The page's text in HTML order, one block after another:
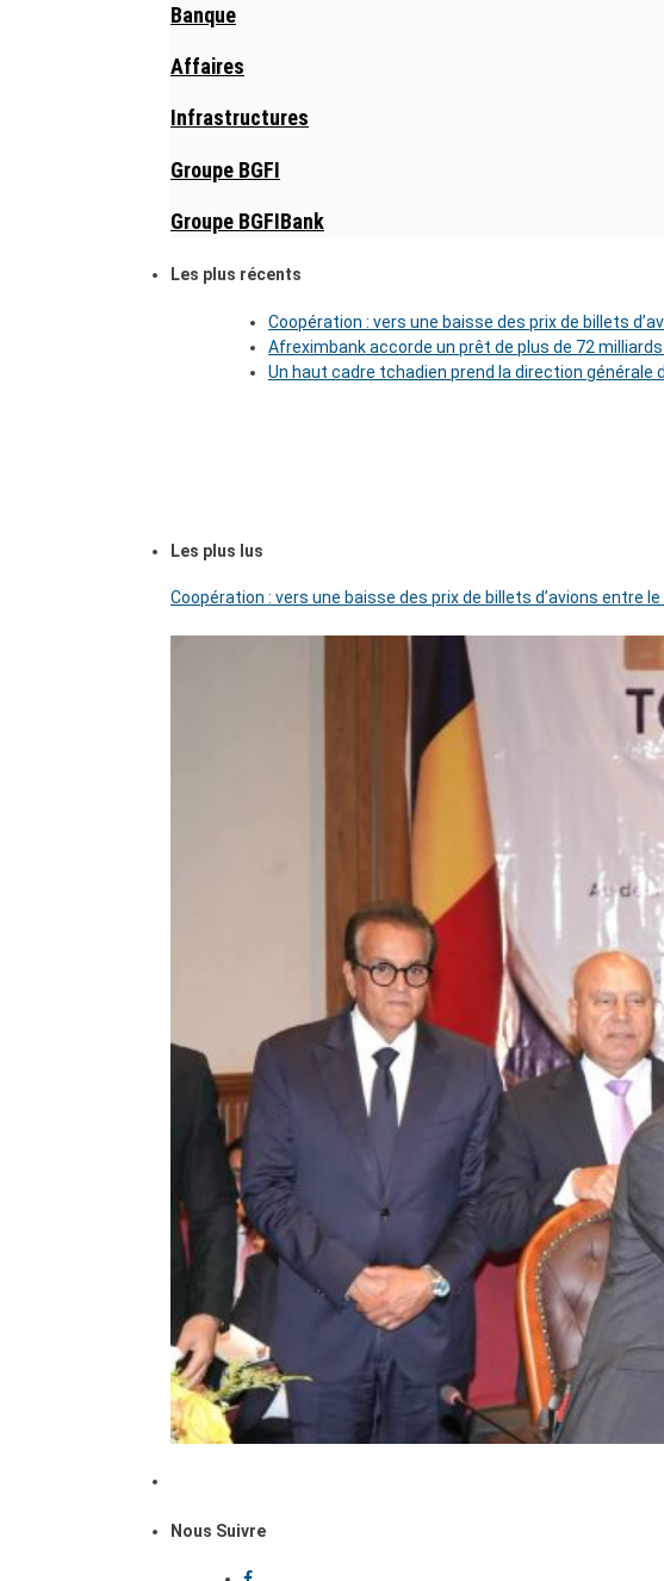
Banque
Affaires
Infrastructures
Groupe BGFI
Groupe BGFIBank
Les plus récents
Coopération : vers une baisse des prix de billets
Afreximbank accorde un prêt de plus de 72
Un haut cadre tchadien prend la direction générale
Les plus lus
Coopération : vers une baisse des prix de billets d’avions entre le
Nous Suivre